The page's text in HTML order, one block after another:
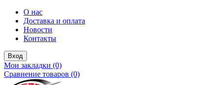
О нас
Доставка и оплата
Новости
Контакты
Вход
Мои закладки (0)
Сравнение товаров (0)